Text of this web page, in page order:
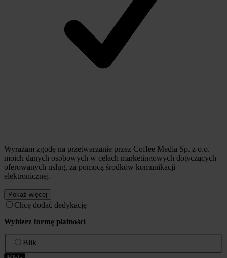
Wyrażam zgodę na przetwarzanie przez Coffee Media Sp. z o.o.
moich danych osobowych w celach marketingowych dotyczących
oferowanych usług, za pomocą środków komunikacji
elektronicznej.
Pokaż więcej
Chcę dodać dedykację
Wybierz formę płatności
Blik